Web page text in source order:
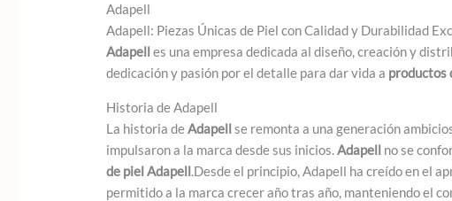
Adapell
Adapell: Piezas Únicas de Piel con Calidad y Durabilidad
Adapelles una empresa dedicada al diseño, creación y
dedicación y pasión por el detalle para dar vida a productos
Historia de Adapell
La historia de Adapellse remonta a una generación
impulsaron a la marca desde sus inicios. Adapell no se
de piel Adapell .Desde el principio, Adapell ha creído en el
permitido a la marca crecer año tras año, manteniendo el